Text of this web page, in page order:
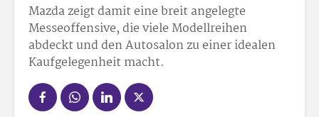
Mazda zeigt damit eine breit angelegte
Messeoffensive, die viele Modellreihen
abdeckt und den Autosalon zu einer idealen
Kaufgelegenheit macht.